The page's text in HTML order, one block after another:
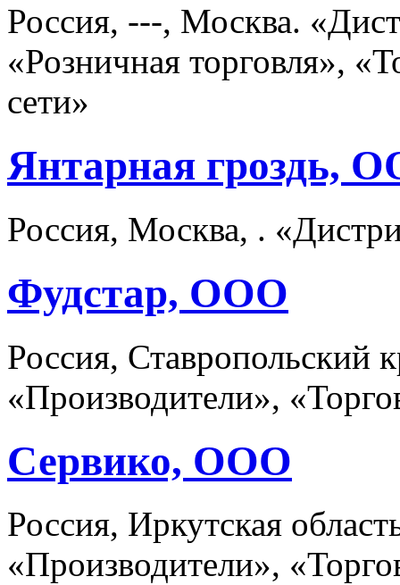
Россия, ---, Москва.
«Розничная торговля»,
сети»
Янтарная гроздь,
Россия, Москва, .
Фудстар, ООО
Россия, Ставропольский
«Производители»,
Сервико, ООО
Россия, Иркутская
«Производители»,